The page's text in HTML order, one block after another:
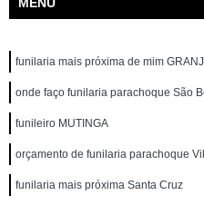
funilaria mais próxima de mim
onde faço funilaria parachoque São
funileiro MUTINGA
orçamento de funilaria parachoque
funilaria mais próxima Santa Cruz